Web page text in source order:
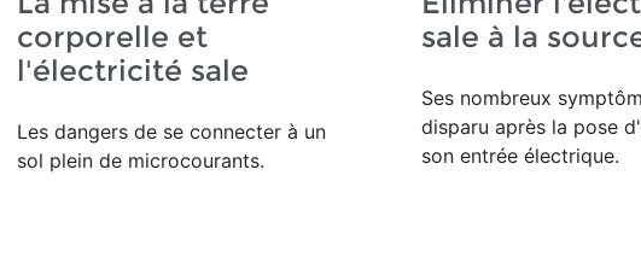
corporelle et
l'électricité sale
Les dangers de se connecter à un
sol plein de microcourants.
sale à la
Ses nombreux
disparu après la pose
son entrée électrique.